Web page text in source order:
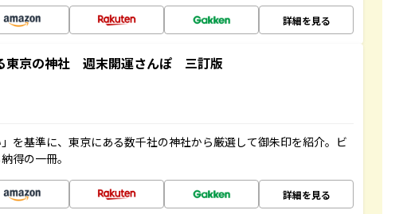
詳細を見る
東京の神社 週末開運さんぽ 三訂版
」を基準に、東京にある数千社の神社から厳選して御朱印を紹介。ビ
得の一冊。
詳細を見る